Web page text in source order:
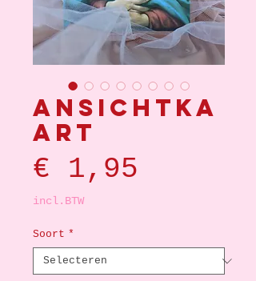
Ansichtka
art
€ 1,95
incl.BTW
Soort *